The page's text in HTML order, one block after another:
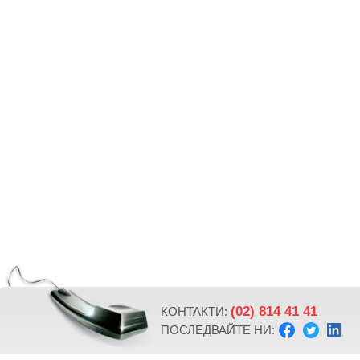
КОНТАКТИ: (02) 814 41 41
ПОСЛЕДВАЙТЕ НИ: